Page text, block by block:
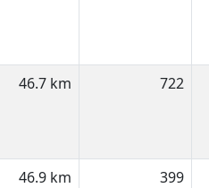
46.7 km 722
46.9 km 399